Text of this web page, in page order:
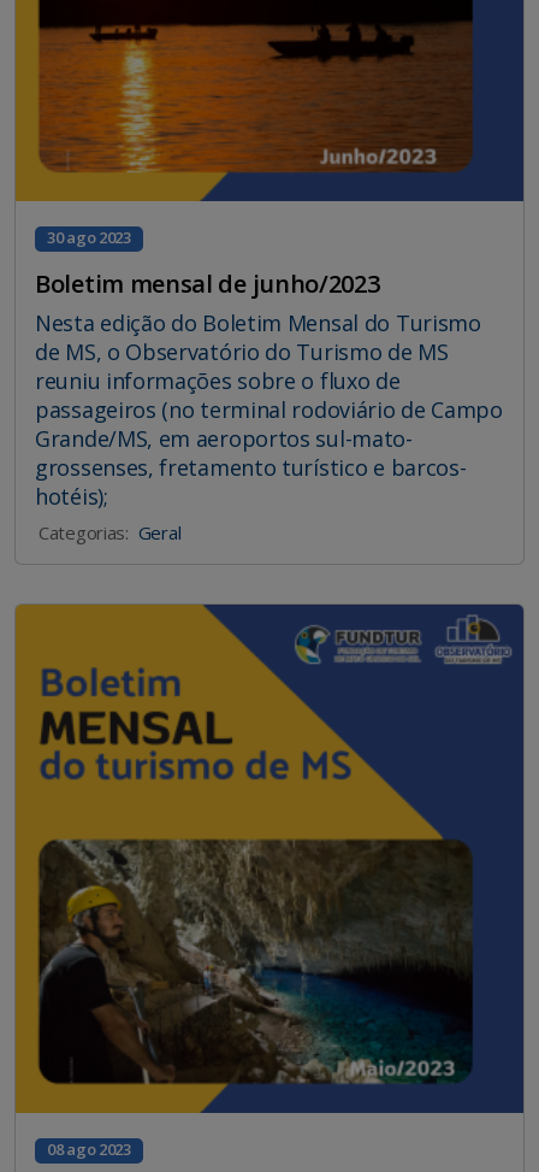
30 ago 2023
Boletim mensal de junho/2023
Nesta edição do Boletim Mensal do Turismo
de MS, o Observatório do Turismo de MS
reuniu informações sobre o fluxo de
passageiros (no terminal rodoviário de Campo
Grande/MS, em aeroportos sul-mato-
grossenses, fretamento turístico e barcos-
hotéis);
Categorias: Geral
08 ago 2023